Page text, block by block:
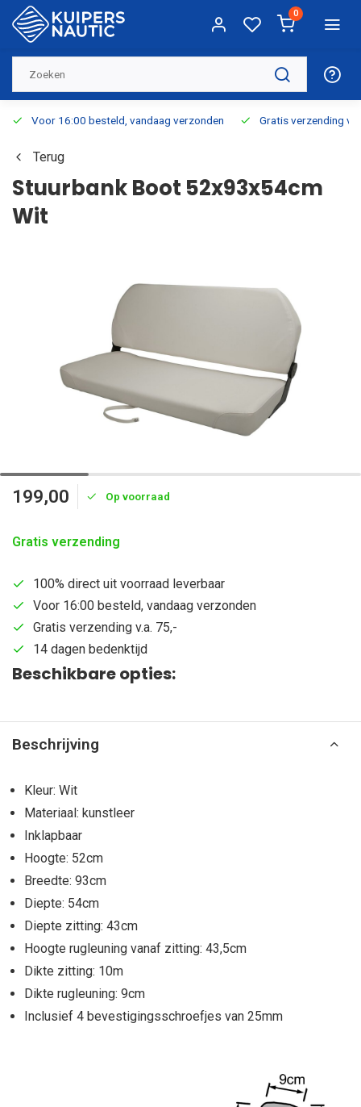
0
Voor 16:00 besteld, vandaag verzonden Gratis verzending
Terug
Stuurbank Boot 52x93x54cm
Wit
199,00 Op voorraad
Gratis verzending
100% direct uit voorraad leverbaar
Voor 16:00 besteld, vandaag verzonden
Gratis verzending v.a. 75,-
14 dagen bedenktijd
Beschikbare opties:
Beschrijving
Kleur: Wit
Materiaal: kunstleer
Inklapbaar
Hoogte: 52cm
Breedte: 93cm
Diepte: 54cm
Diepte zitting: 43cm
Hoogte rugleuning vanaf zitting: 43,5cm
Dikte zitting: 10m
Dikte rugleuning: 9cm
Inclusief 4 bevestigingsschroefjes van 25mm